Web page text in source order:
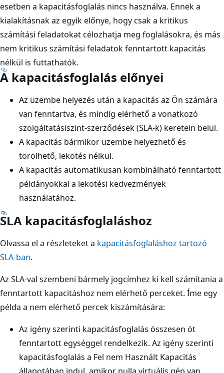
esetben a kapacitásfoglalás nincs használva. Ennek a
kialakításnak az egyik előnye, hogy csak a kritikus
számítási feladatokat célozhatja meg foglalásokra, és más
nem kritikus számítási feladatok fenntartott kapacitás
nélkül is futtathatók.
A kapacitásfoglalás előnyei
Az üzembe helyezés után a kapacitás az Ön számára
van fenntartva, és mindig elérhető a vonatkozó
szolgáltatásiszint-szerződések (SLA-k) keretein belül.
A kapacitás bármikor üzembe helyezhető és
törölhető, lekötés nélkül.
A kapacitás automatikusan kombinálható fenntartott
példányokkal a lekötési kedvezmények
használatához.
SLA kapacitásfoglaláshoz
Olvassa el a részleteket a kapacitásfoglaláshoz tartozó
SLA-ban.
Az SLA-val szembeni bármely jogcímhez ki kell számítania a
fenntartott kapacitáshoz nem elérhető perceket. Íme egy
példa a nem elérhető percek kiszámítására:
Az igény szerinti kapacitásfoglalás összesen öt
fenntartott egységgel rendelkezik. Az igény szerinti
kapacitásfoglalás a Fel nem Használt Kapacitás
állapotában indul, amikor nulla virtuális gép van